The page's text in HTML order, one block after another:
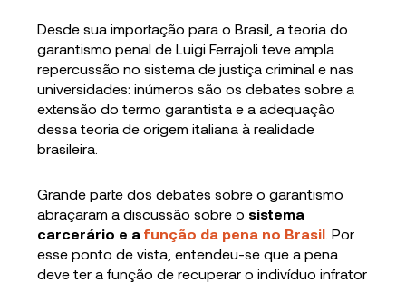
Desde sua importação para o Brasil, a teoria do
garantismo penal de Luigi Ferrajoli teve ampla
repercussão no sistema de justiça criminal e nas
universidades: inúmeros são os debates sobre a
extensão do termo garantista e a adequação
dessa teoria de origem italiana à realidade
brasileira.
Grande parte dos debates sobre o garantismo
abraçaram a discussão sobre o sistema
carcerário e afunção da pena no Brasil . Por
esse ponto de vista, entendeu-se que a pena
deve ter a função de recuperar o indivíduo infrator